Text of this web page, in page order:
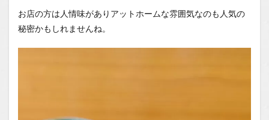
お店の方は人情味がありアットホームな雰囲気なのも人気の
秘密かもしれませんね。